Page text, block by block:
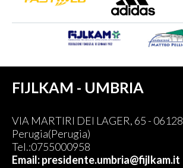
FIJLKAM - UMBRIA
VIA MARTIRI DEI LAGER, 65 - 06128
Perugia(Perugia)
Tel.:0755000958
Email: presidente.umbria@fijlkam.it